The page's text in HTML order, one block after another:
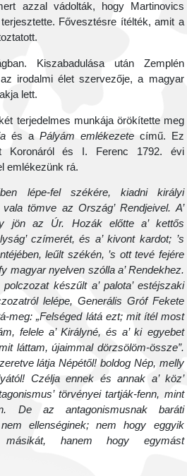
azzal vádolták, hogy Martinovics
Fővesztésre ítélték, amit a
Kiszabadulása után Zemplén
irodalmi élet szervezője, a magyar
lett.
terjedelmes munkája örökítette meg
és a Pályám emlékezetecímű. Ez
Koronáról és I. Ferenc 1792. évi
emlékezünk rá.
lépe-fel székére, kiadni királyi
tömve az Ország’ Rendjeivel. A’
jön az Úr. Hozák előtte a’ kettős
czímerét, és a’ kivont kardot; ’s
leűlt székén, ’s ott tevé fejére
magyar nyelven szólla a’ Rendekhez.
készűlt a’ palota’ estéjszaki
lelépe, Generális Gróf Fekete
meg: „Felséged látá ezt; mit ítél most
felele a’ Királyné, és a’ ki egyebet
láttam, újaimmal dörzsölöm-össze”.
látja Népétől! boldog Nép, melly
Czélja ennek és annak a’ köz’
törvényei tartják-fenn, mint
De az antagonismusnak baráti
ellenséginek; nem hogy eggyik
hanem hogy egymást